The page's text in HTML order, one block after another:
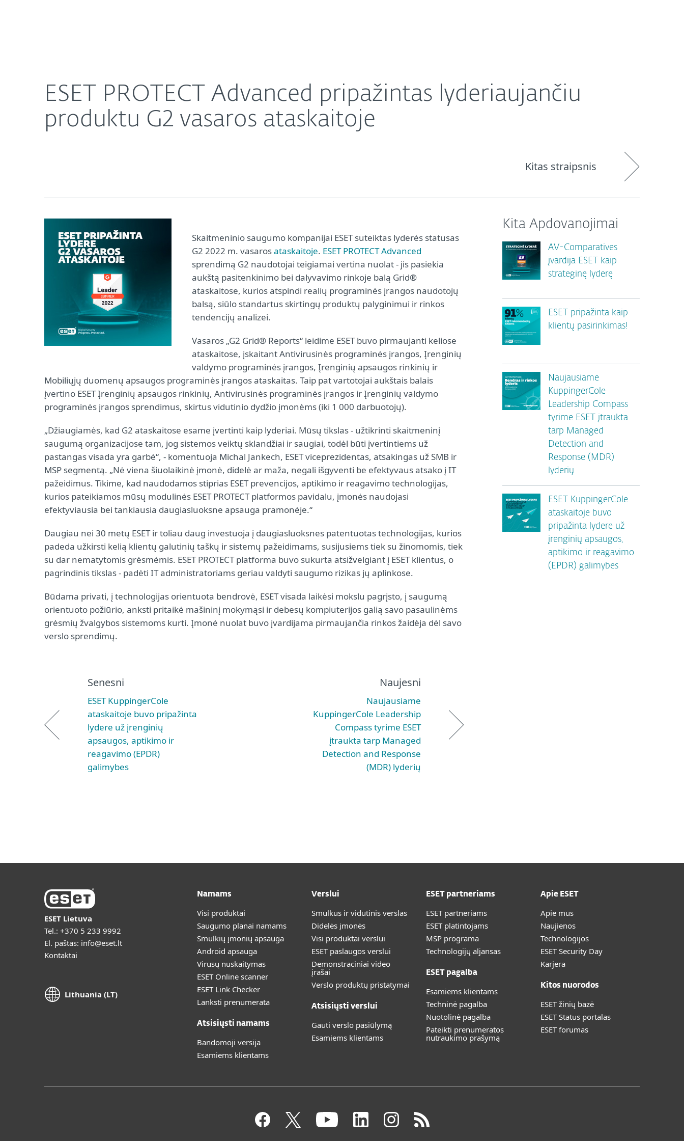
ESET PROTECT Advanced pripažintas lyderiaujančiu
produktu G2 vasaros ataskaitoje
Kitas straipsnis
Skaitmeninio saugumo kompanijai ESET suteiktas lyderės statusas
G2 2022 m. vasarosataskaitoje. ESET PROTECT Advanced
sprendimą G2 naudotojai teigiamai vertina nuolat - jis pasiekia
aukštą pasitenkinimo bei dalyvavimo rinkoje balą Grid®
ataskaitose, kurios atspindi realių programinės įrangos naudotojų
balsą, siūlo standartus skirtingų produktų palyginimui ir rinkos
tendencijų analizei.
Vasaros „G2 Grid® Reports“ leidime ESET buvo pirmaujanti keliose
ataskaitose, įskaitant Antivirusinės programinės įrangos, Įrenginių
valdymo programinės įrangos, Įrenginių apsaugos rinkinių ir
Mobiliųjų duomenų apsaugos programinės įrangos ataskaitas. Taip pat vartotojai aukštais balais
įvertino ESET Įrenginių apsaugos rinkinių, Antivirusinės programinės įrangos ir Įrenginių valdymo
programinės įrangos sprendimus, skirtus vidutinio dydžio įmonėms (iki 1 000 darbuotojų).
„Džiaugiamės, kad G2 ataskaitose esame įvertinti kaip lyderiai. Mūsų tikslas - užtikrinti skaitmeninį
saugumą organizacijose tam, jog sistemos veiktų sklandžiai ir saugiai, todėl būti įvertintiems už
pastangas visada yra garbė“, - komentuoja Michal Jankech, ESET viceprezidentas, atsakingas už SMB ir
MSP segmentą. „Nė viena šiuolaikinė įmonė, didelė ar maža, negali išgyventi be efektyvaus atsako į IT
pažeidimus. Tikime, kad naudodamos stiprias ESET prevencijos, aptikimo ir reagavimo technologijas,
kurios pateikiamos mūsų modulinės ESET PROTECT platformos pavidalu, įmonės naudojasi
efektyviausia bei tankiausia daugiasluoksne apsauga pramonėje.“
Daugiau nei 30 metų ESET ir toliau daug investuoja į daugiasluoksnes patentuotas technologijas, kurios
padeda užkirsti kelią klientų galutinių taškų ir sistemų pažeidimams, susijusiems tiek su žinomomis, tiek
su dar nematytomis grėsmėmis. ESET PROTECT platforma buvo sukurta atsižvelgiant į ESET klientus, o
pagrindinis tikslas - padėti IT administratoriams geriau valdyti saugumo rizikas jų aplinkose.
Būdama privati, į technologijas orientuota bendrovė, ESET visada laikėsi mokslu pagrįsto, į saugumą
orientuoto požiūrio, anksti pritaikė mašininį mokymąsi ir debesų kompiuterijos galią savo pasaulinėms
grėsmių žvalgybos sistemoms kurti. Įmonė nuolat buvo įvardijama pirmaujančia rinkos žaidėja dėl savo
verslo sprendimų.
Senesni
ESET KuppingerCole
ataskaitoje buvo pripažinta
lydere už įrenginių
apsaugos, aptikimo ir
reagavimo (EPDR)
galimybes
Naujesni
Naujausiame
KuppingerCole Leadership
Compass tyrime ESET
įtraukta tarp Managed
Detection and Response
(MDR) lyderių
Kita Apdovanojimai
AV-Comparatives
įvardija ESET kaip
strateginę lyderę
ESET pripažinta kaip
klientų pasirinkimas!
Naujausiame
KuppingerCole
Leadership Compass
tyrime ESET įtraukta
tarp Managed
Detection and
Response (MDR)
lyderių
ESET KuppingerCole
ataskaitoje buvo
pripažinta lydere už
įrenginių apsaugos,
aptikimo ir reagavimo
(EPDR) galimybes
ESET Lietuva
Tel.: +370 5 233 9992
El. paštas: info@eset.lt
Kontaktai
Lithuania (LT)
Namams
Visi produktai
Saugumo planai namams
Smulkių įmonių apsauga
Android apsauga
Virusų nuskaitymas
ESET Online scanner
ESET Link Checker
Lanksti prenumerata
Atsisiųsti namams
Bandomoji versija
Esamiems klientams
Verslui
Smulkus ir vidutinis verslas
Didelės įmonės
Visi produktai verslui
ESET paslaugos verslui
Demonstraciniai video
įrašai
Verslo produktų pristatymai
Atsisiųsti verslui
Gauti verslo pasiūlymą
Esamiems klientams
ESET partneriams
ESET partneriams
ESET platintojams
MSP programa
Technologijų aljansas
ESET pagalba
Esamiems klientams
Techninė pagalba
Nuotolinė pagalba
Pateikti prenumeratos
nutraukimo prašymą
Apie ESET
Apie mus
Naujienos
Technologijos
ESET Security Day
Karjera
Kitos nuorodos
ESET žinių bazė
ESET Status portalas
ESET forumas